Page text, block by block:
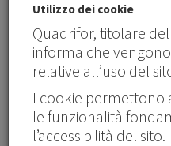
Alla scoperta del
Nuove competenze
Il metaverso è ormai
Utilizzo dei cookie
Quadrifor, titolare
informa che
relative all’uso del
I cookie permettono
le funzionalità
l’accessibilità del sito.